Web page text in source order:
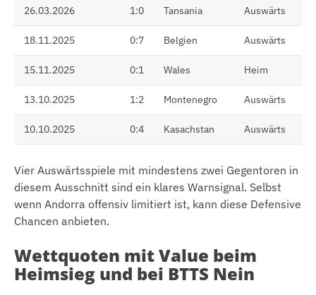
26.03.2026 1:0 Tansania Auswärts
18.11.2025 0:7 Belgien Auswärts
15.11.2025 0:1 Wales Heim
13.10.2025 1:2 Montenegro Auswärts
10.10.2025 0:4 Kasachstan Auswärts
Vier Auswärtsspiele mit mindestens zwei Gegentoren in
diesem Ausschnitt sind ein klares Warnsignal. Selbst
wenn Andorra offensiv limitiert ist, kann diese Defensive
Chancen anbieten.
Wettquoten mit Value beim
Heimsieg und bei BTTS Nein